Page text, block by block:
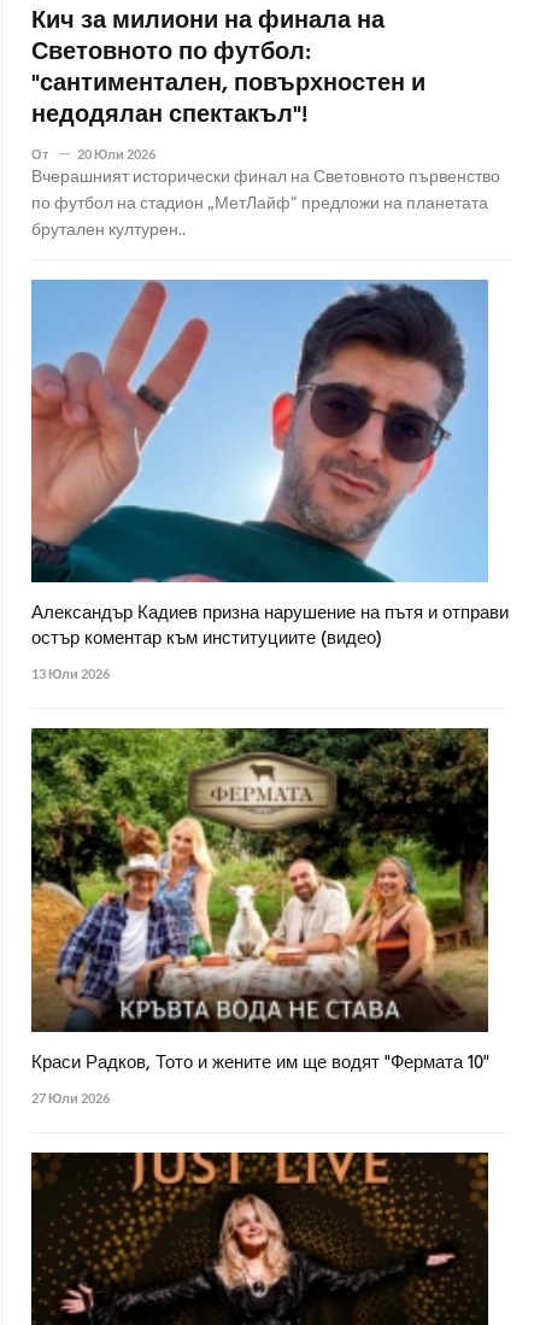
Кич за милиони на финала на
Световното по футбол:
"сантиментален, повърхностен и
недодялан спектакъл"!
От 20 Юли 2026
Вчерашният исторически финал на Световното първенство
по футбол на стадион „МетЛайф“ предложи на планетата
брутален културен..
Александър Кадиев призна нарушение на пътя и отправи
остър коментар към институциите (видео)
13 Юли 2026
Краси Радков, Тото и жените им ще водят "Фермата 10"
27 Юли 2026